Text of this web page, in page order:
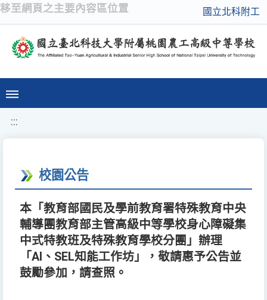
移至網頁之主要內容區位置 國立北科附工
:::
校園公告
本「教育部國民及學前教育署特殊教育中央
輔導團教育部主管高級中等學校身心障礙集
中式特教班及特殊教育學校分團」辦理
「AI、SEL知能工作坊」，敬請惠予公告並
鼓勵參加，請查照。